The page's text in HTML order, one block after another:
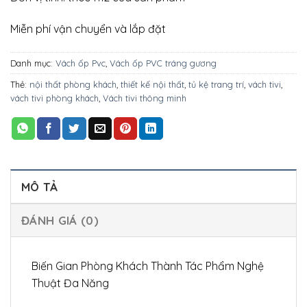
Miễn phí vận chuyển và lắp đặt
Danh mục: Vách ốp Pvc Vách ốp PVC tráng gương
Thẻ: nội thất phòng khách thiết kế nội thất tủ kệ trang trí vách tivi
vách tivi phòng khách Vách tivi thông minh
MÔ TẢ
ĐÁNH GIÁ (0)
Biến Gian Phòng Khách Thành Tác Phẩm Nghệ
Thuật Đa Năng